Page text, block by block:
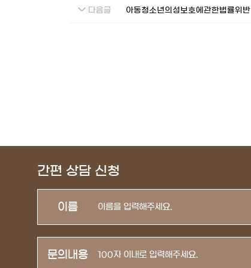
다음글 아동청소년의성보호에관한법률위반
간편 상담 신청
이름
문의내용